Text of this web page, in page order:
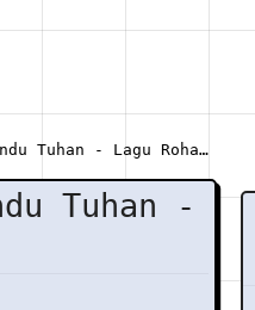
Tuhan - Lagu Rohani
Tuhan -